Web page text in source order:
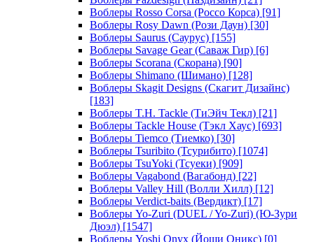
Воблеры Rosso Corsa (Россо Корса) [91]
Воблеры Rosy Dawn (Рози Даун) [30]
Воблеры Saurus (Саурус) [155]
Воблеры Savage Gear (Саваж Гир) [6]
Воблеры Scorana (Скорана) [90]
Воблеры Shimano (Шимано) [128]
Воблеры Skagit Designs (Скагит Дизайнс)
[183]
Воблеры T.H. Tackle (ТиЭйч Текл) [21]
Воблеры Tackle House (Тэкл Хаус) [693]
Воблеры Tiemco (Тиемко) [30]
Воблеры Tsuribito (Тсурибито) [1074]
Воблеры TsuYoki (Тсуеки) [909]
Воблеры Vagabond (Вагабонд) [22]
Воблеры Valley Hill (Волли Хилл) [12]
Воблеры Verdict-baits (Вердикт) [17]
Воблеры Yo-Zuri (DUEL / Yo-Zuri) (Ю-Зури
Дюэл) [1547]
Воблеры Yoshi Onyx (Йоши Оникс) [0]